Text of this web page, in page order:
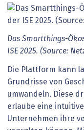
Das Smartthings-
ISE 2025. (Source:
Die Plattform kann
Grundrisse von
umwandeln. Diese
erlaube eine
Unternehmen ihre